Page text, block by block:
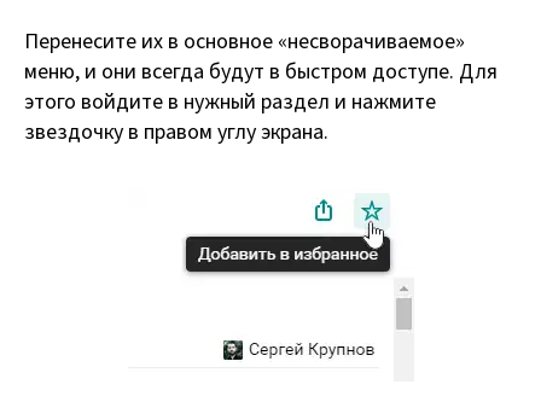
Перенесите их в основное «несворачиваемое»
меню, и они всегда будут в быстром доступе. Для
этого войдите в нужный раздел и нажмите
звездочку в правом углу экрана.